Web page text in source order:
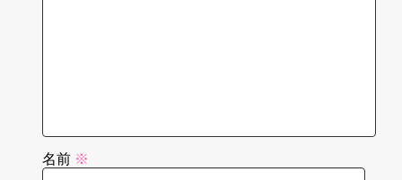
名前 ※